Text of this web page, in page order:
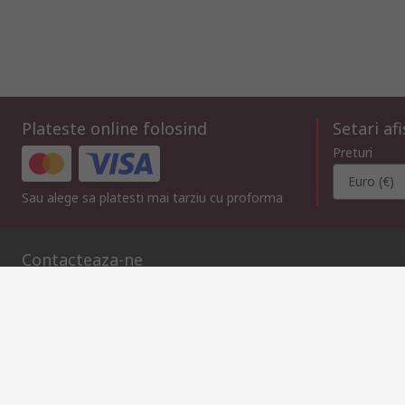
Plateste online folosind
Sau alege sa platesti mai tarziu cu proforma
Setari
Preturi
Euro (€)
Contacteaza-ne